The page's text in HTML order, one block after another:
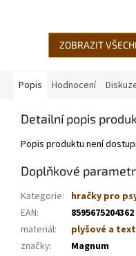
ZOBRAZIT
Popis Hodnocení
Detailní popis
Popis produktu není
Doplňkové
Kategorie: hračky pro
EAN:
8595675204362
materiál:
plyšové a
značky: Magnum